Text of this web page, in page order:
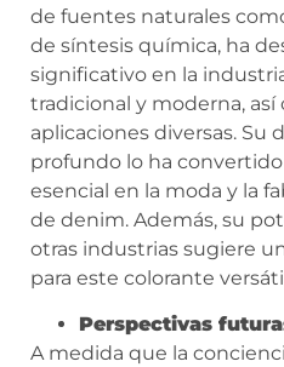
de fuentes naturales
de síntesis química, ha
significativo en la
tradicional y moderna, así
aplicaciones diversas. Su
profundo lo ha
esencial en la moda y la
de denim. Además, su
otras industrias sugiere
para este colorante
Perspectivas
A medida que la